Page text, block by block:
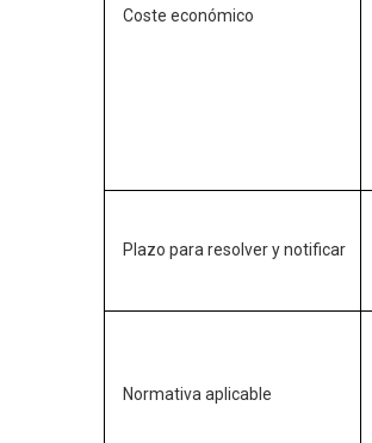
Coste económico
Plazo para resolver y notificar
Normativa aplicable